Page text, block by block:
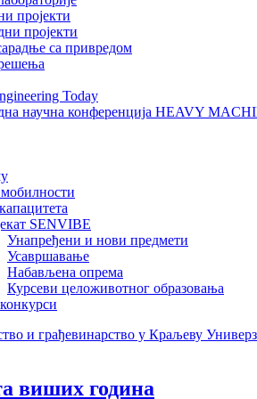
пројекти
пројекти
са привредом
Today
научна конференција HEAVY
SENVIBE
Унапређени и нови предмети
Усавршавање
Набављена опрема
Курсеви целоживотног образовања
виших година